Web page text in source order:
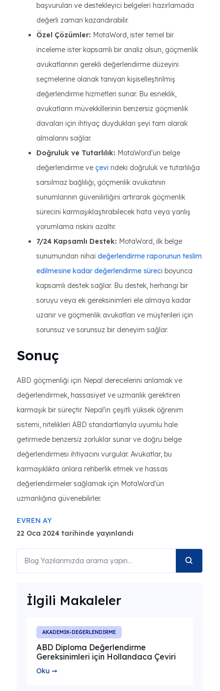
başvuruları ve destekleyici belgeleri hazırlamada
değerli zaman kazandırabilir.
Özel Çözümler: MotaWord, ister temel bir
inceleme ister kapsamlı bir analiz olsun, göçmenlik
avukatlarının gerekli değerlendirme düzeyini
seçmelerine olanak tanıyan kişiselleştirilmiş
değerlendirme hizmetleri sunar. Bu esneklik,
avukatların müvekkillerinin benzersiz göçmenlik
davaları için ihtiyaç duydukları şeyi tam olarak
almalarını sağlar.
Doğruluk ve Tutarlılık: MotaWord'ün belge
değerlendirme ve çevi rideki doğruluk ve tutarlılığa
sarsılmaz bağlılığı, göçmenlik avukatının
sunumlarının güvenilirliğini artırarak göçmenlik
sürecini karmaşıklaştırabilecek hata veya yanlış
yorumlama riskini azaltır.
7/24 Kapsamlı Destek: MotaWord, ilk belge
sunumundan nihai değerlendirme raporunun teslim
edilmesine kadar değerlendirme süreci boyunca
kapsamlı destek sağlar. Bu destek, herhangi bir
soruyu veya ek gereksinimleri ele almaya kadar
uzanır ve göçmenlik avukatları ve müşterileri için
sorunsuz ve sorunsuz bir deneyim sağlar.
Sonuç
ABD göçmenliği için Nepal derecelerini anlamak ve
değerlendirmek, hassasiyet ve uzmanlık gerektiren
karmaşık bir süreçtir. Nepal'in çeşitli yüksek öğrenim
sistemi, nitelikleri ABD standartlarıyla uyumlu hale
getirmede benzersiz zorluklar sunar ve doğru belge
değerlendirmesi ihtiyacını vurgular. Avukatlar, bu
karmaşıklıkta onlara rehberlik etmek ve hassas
değerlendirmeler sağlamak için MotaWord'ün
uzmanlığına güvenebilirler.
EVREN AY
22 Oca 2024 tarihinde yayınlandı
İlgili Makaleler
AKADEMİK-DEĞERLENDİRME
ABD Diploma Değerlendirme
Gereksinimleri için Hollandaca Çeviri
Oku ➞